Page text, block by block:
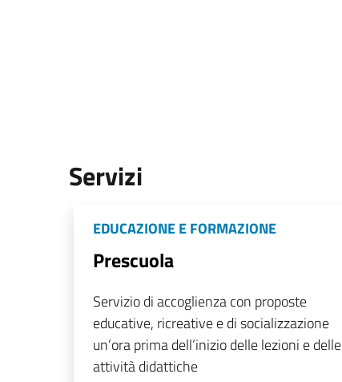
Servizi
EDUCAZIONE E FORMAZIONE
Prescuola
Servizio di accoglienza con proposte
educative, ricreative e di socializzazione
un’ora prima dell’inizio delle lezioni e delle
attività didattiche